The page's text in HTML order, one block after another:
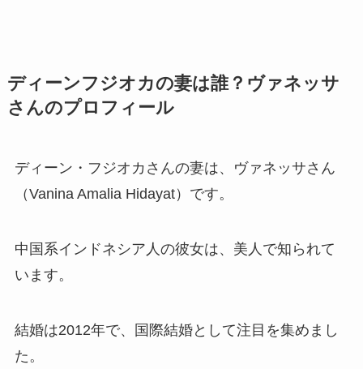
ディーンフジオカの妻は誰？ヴァネッサ
さんのプロフィール
ディーン・フジオカさんの妻は、ヴァネッサさん
（Vanina Amalia Hidayat）です。
中国系インドネシア人の彼女は、美人で知られて
います。
結婚は2012年で、国際結婚として注目を集めまし
た。